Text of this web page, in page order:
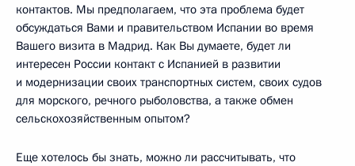
контактов. Мы предполагаем, что эта проблема будет
обсуждаться Вами и правительством Испании во время
Вашего визита в Мадрид. Как Вы думаете, будет ли
интересен России контакт с Испанией в развитии
и модернизации своих транспортных систем, своих судов
для морского, речного рыболовства, а также обмен
сельскохозяйственным опытом?
Еще хотелось бы знать, можно ли рассчитывать, что